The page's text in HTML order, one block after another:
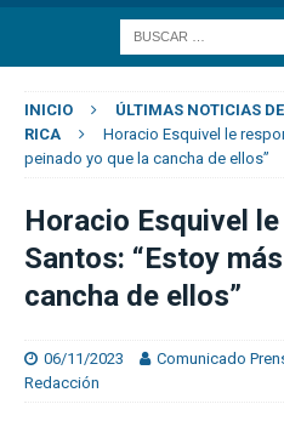
INICIO
ÚLTIMAS NOTICIAS
RICA
Horacio Esquivel le
peinado yo que la cancha de ellos”
Horacio Esquivel le
Santos: “Estoy
cancha de ellos”
06/11/2023
Comunicado
Redacción